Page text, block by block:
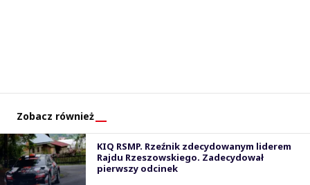
Zobacz również
KIQ RSMP. Rzeźnik zdecydowanym liderem
Rajdu Rzeszowskiego. Zadecydował
pierwszy odcinek